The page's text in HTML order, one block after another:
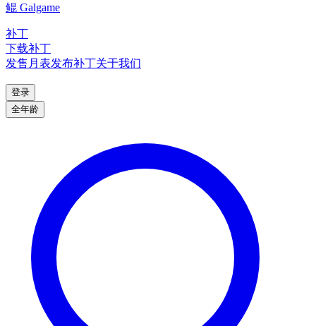
鲲 Galgame
补丁
下载补丁
发售月表发布补丁关于我们
登录
全年龄